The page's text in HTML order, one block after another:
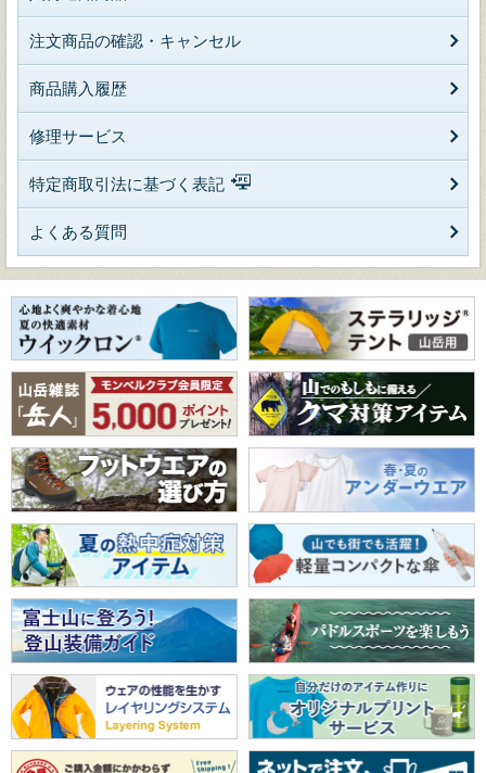
注文商品の確認・キャンセル
商品購入履歴
修理サービス
特定商取引法に基づく表記
よくある質問